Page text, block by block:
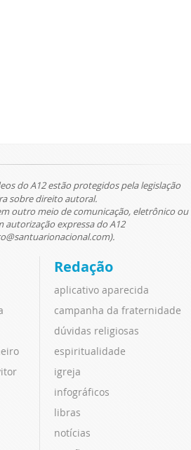
do A12 estão protegidos pela legislação
sobre direito autoral.
outro meio de comunicação, eletrônico ou
autorização expressa do A12
Redação
aplicativo aparecida
campanha da fraternidade
dúvidas religiosas
espiritualidade
igreja
infográficos
libras
notícias